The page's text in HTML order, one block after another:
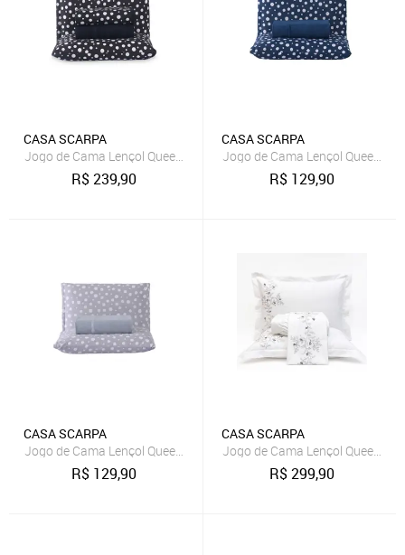
CASA SCARPA
Jogo de Cama Lençol Queen Poá 100% Algodão Preto Estampado
R$239,90
CASA SCARPA
Jogo de Cama Lençol Queen
R$ 129,90
CASA SCARPA
Jogo de Cama Lençol Queen Poá 100% Algodão Cinza Estampado
R$ 129,90
CASA SCARPA
Jogo de Cama Lençol Queen
R$299,90